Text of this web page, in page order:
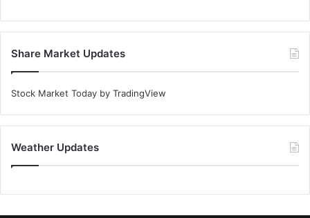
Share Market Updates
Stock Market Today by TradingView
Weather Updates